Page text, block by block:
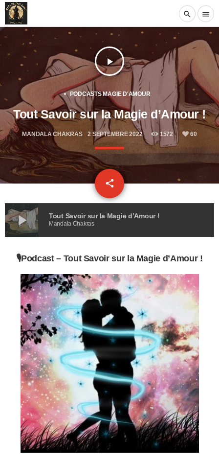
search menu
play_arrow
PODCASTS MAGIE D'AMOUR
Tout Savoir sur la Magie d’Amour !
MANDALA CHAKRAS 2 SEPTEMBRE 2022 1572 60
share
email
play_arrow Tout Savoir sur la Magie d’Amour !
Mandala Chakras
🎙️Podcast –Tout Savoir sur la Magie d’Amour !